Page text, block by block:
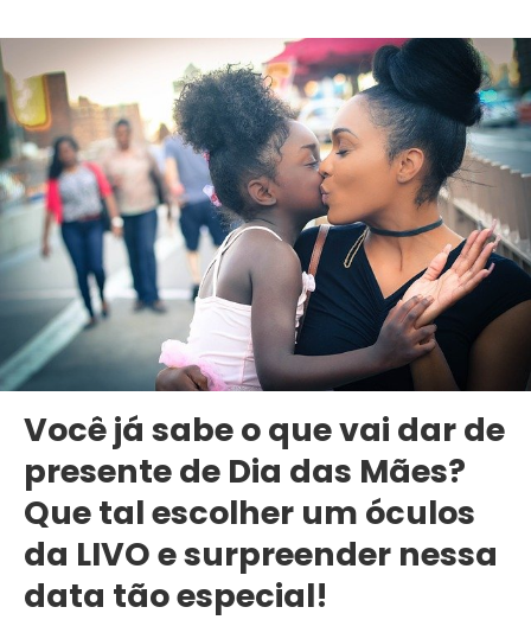
Você já sabe o que vai dar de
presente de Dia das Mães?
Que tal escolher um óculos
da LIVO e surpreender nessa
data tão especial!